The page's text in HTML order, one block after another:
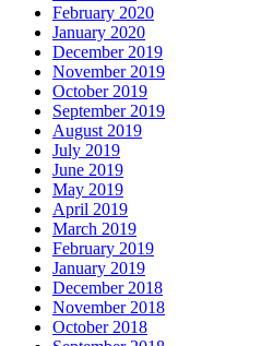
February 2020
January 2020
December 2019
November 2019
October 2019
September 2019
August 2019
July 2019
June 2019
May 2019
April 2019
March 2019
February 2019
January 2019
December 2018
November 2018
October 2018